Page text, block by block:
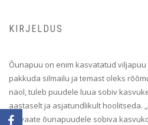
KIRJELDUS
Õunapuu on enim kasvatatud viljapuu
pakkuda silmailu ja temast oleks
näol, tuleb puudele luua sobiv
aastaselt ja asjatundlikult hoolitseda.
ülevaate õunapuudele sobiva